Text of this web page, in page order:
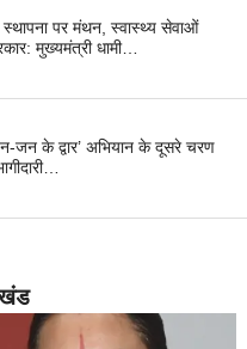
पर मंथन, स्वास्थ्य सेवाओं
मुख्यमंत्री धामी…
जन के द्वार’ अभियान के दूसरे चरण